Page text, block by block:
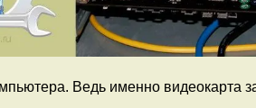
Ведь именно